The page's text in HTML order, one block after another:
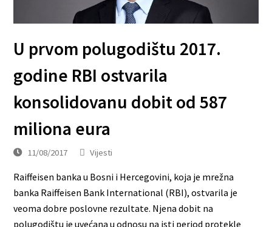
U prvom polugodištu 2017.
godine RBI ostvarila
konsolidovanu dobit od 587
miliona eura
11/08/2017 Vijesti
Raiffeisen banka u Bosni i Hercegovini, koja je mrežna
banka Raiffeisen Bank International (RBI), ostvarila je
veoma dobre poslovne rezultate. Njena dobit na
polugodištu je uvećana u odnosu na isti period protekle